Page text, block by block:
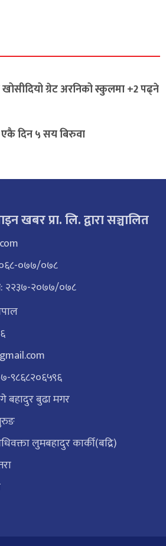
ग्रेट अरनिको स्कुलमा +2 पढ्ने
एकै दिन ५ सय बिरुवा
खबर प्रा. लि. द्वारा सञ्चालित
०७७/०७८
२२३७-२०७७/०७८
९८६८२०६५९६
बहादुर बुढा मगर
लुमबहादुर कार्की(बद्रि)